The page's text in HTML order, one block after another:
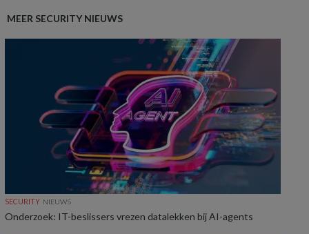
MEER SECURITY NIEUWS
SECURITY NIEUWS
Onderzoek: IT-beslissers vrezen datalekken bij AI-agents